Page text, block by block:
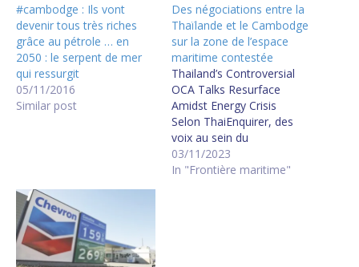
#cambodge : Ils vont
devenir tous très riches
grâce au pétrole … en
2050 : le serpent de mer
qui ressurgit
05/11/2016
Similar post
Des négociations entre la
Thaïlande et le Cambodge
sur la zone de l’espace
maritime contestée
Thailand’s Controversial
OCA Talks Resurface
Amidst Energy Crisis
Selon ThaiEnquirer, des
voix au sein du
gouvernement s'opposent
aux projets de
03/11/2023
In "Frontière maritime"